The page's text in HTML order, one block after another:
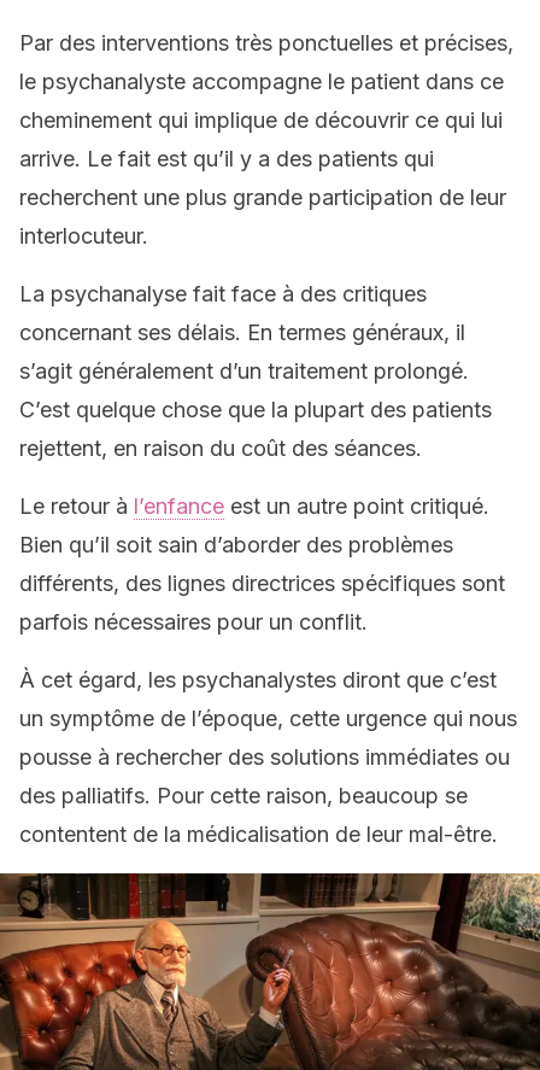
Par des interventions très ponctuelles et précises,
le psychanalyste accompagne le patient dans ce
cheminement qui implique de découvrir ce qui lui
arrive. Le fait est qu’il y a des patients qui
recherchent une plus grande participation de leur
interlocuteur.
La psychanalyse fait face à des critiques
concernant ses délais. En termes généraux, il
s’agit généralement d’un traitement prolongé.
C’est quelque chose que la plupart des patients
rejettent, en raison du coût des séances.
Le retour à l’enfance est un autre point critiqué.
Bien qu’il soit sain d’aborder des problèmes
différents, des lignes directrices spécifiques sont
parfois nécessaires pour un conflit.
À cet égard, les psychanalystes diront que c’est
un symptôme de l’époque, cette urgence qui nous
pousse à rechercher des solutions immédiates ou
des palliatifs. Pour cette raison, beaucoup se
contentent de la médicalisation de leur mal-être.